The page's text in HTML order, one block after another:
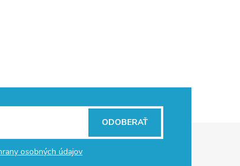
osobných údajov
ODOBERAŤ